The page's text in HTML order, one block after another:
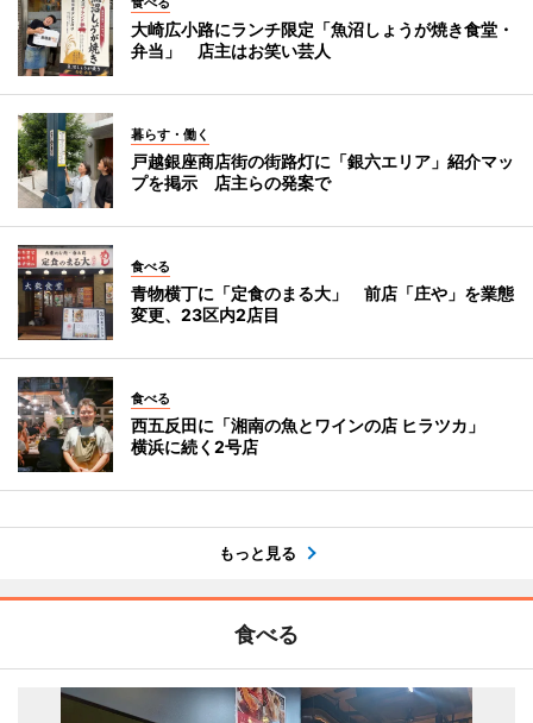
大崎広小路にランチ限定「魚沼しょうが焼き食堂・
弁当」 店主はお笑い芸人
暮らす・働く
戸越銀座商店街の街路灯に「銀六エリア」紹介マッ
プを掲示 店主らの発案で
食べる
青物横丁に「定食のまる大」 前店「庄や」を業態
変更、23区内2店目
食べる
西五反田に「湘南の魚とワインの店 ヒラツカ」
横浜に続く2号店
もっと見る
食べる